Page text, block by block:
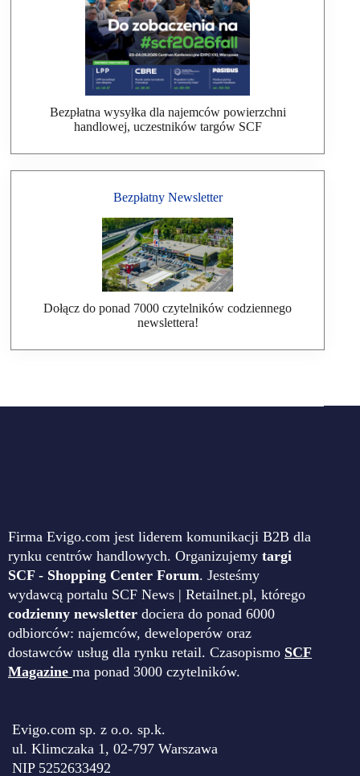
Bezpłatna wysyłka dla najemców powierzchni
handlowej, uczestników targów SCF
Bezpłatny Newsletter
Dołącz do ponad 7000 czytelników codziennego
newslettera!
Firma Evigo.com jest liderem komunikacji B2B dla
rynku centrów handlowych. Organizujemy targi
SCF - Shopping Center Forum. Jesteśmy
wydawcą portalu SCF News | Retailnet.pl, którego
codzienny newsletter dociera do ponad 6000
odbiorców: najemców, deweloperów oraz
dostawców usług dla rynku retail. Czasopismo SCF
Magazine ma ponad 3000 czytelników.
Evigo.com sp. z o.o. sp.k.
ul. Klimczaka 1, 02-797 Warszawa
NIP 5252633492